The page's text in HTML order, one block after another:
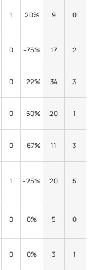
1 20% 9 0
0 -75% 17 2
0 -22% 34 3
0 -50% 20 1
0 -67% 11 3
1 -25% 20 5
0 0% 5 0
0 0% 3 1